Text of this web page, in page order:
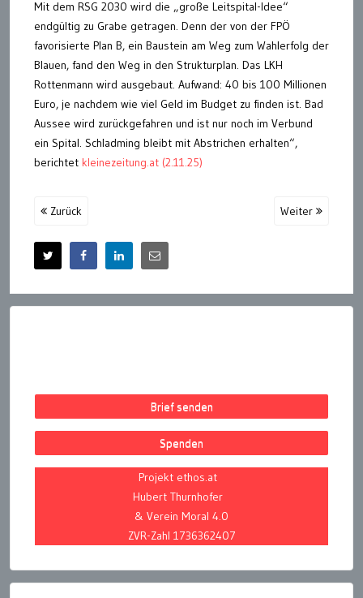
Mit dem RSG 2030 wird die „große Leitspital-Idee“
endgültig zu Grabe getragen. Denn der von der FPÖ
favorisierte Plan B, ein Baustein am Weg zum Wahlerfolg der
Blauen, fand den Weg in den Strukturplan. Das LKH
Rottenmann wird ausgebaut. Aufwand: 40 bis 100 Millionen
Euro, je nachdem wie viel Geld im Budget zu finden ist. Bad
Aussee wird zurückgefahren und ist nur noch im Verbund
ein Spital. Schladming bleibt mit Abstrichen erhalten“,
berichtet kleinezeitung.at (2.11.25)
Zurück Weiter
Brief senden
Spenden
Projekt ethos.at
Hubert Thurnhofer
& Verein Moral 4.0
ZVR-Zahl 1736362407